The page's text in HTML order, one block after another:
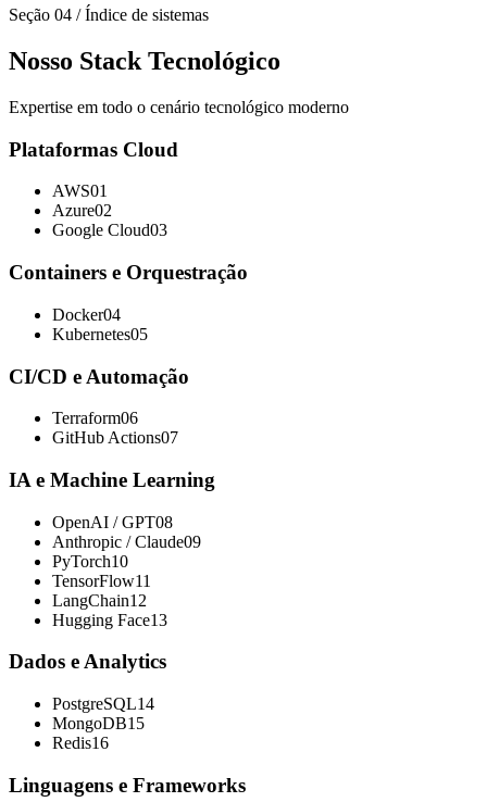
Seção 04 / Índice de sistemas
Nosso Stack Tecnológico
Expertise em todo o cenário tecnológico moderno
Plataformas Cloud
AWS01
Azure02
Google Cloud03
Containers e Orquestração
Docker04
Kubernetes05
CI/CD e Automação
Terraform06
GitHub Actions07
IA e Machine Learning
OpenAI / GPT08
Anthropic / Claude09
PyTorch10
TensorFlow11
LangChain12
Hugging Face13
Dados e Analytics
PostgreSQL14
MongoDB15
Redis16
Linguagens e Frameworks